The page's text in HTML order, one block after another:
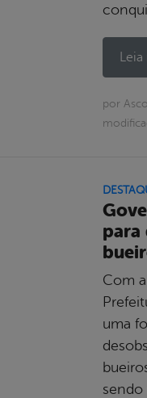
Leia
por
para
Com
uma
sendo